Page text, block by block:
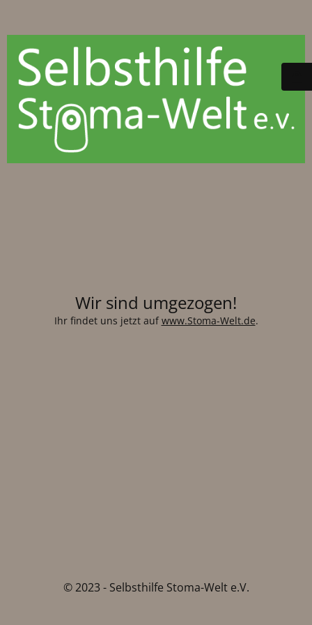
Wir sind umgezogen!
Ihr findet uns jetzt aufwww.Stoma-Welt.de.
© 2023 - Selbsthilfe Stoma-Welt e.V.